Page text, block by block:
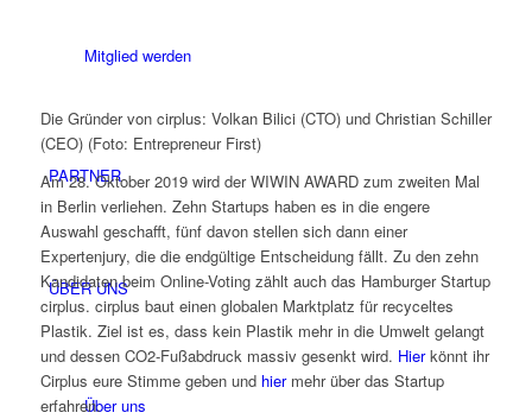
Mitglied werden
PARTNER
ÜBER UNS
Über uns
Die Gründer von cirplus: Volkan Bilici (CTO) und Christian Schiller
(CEO) (Foto: Entrepreneur First)
Am 28. Oktober 2019 wird der WIWIN AWARD zum zweiten Mal
in Berlin verliehen. Zehn Startups haben es in die engere
Auswahl geschafft, fünf davon stellen sich dann einer
Expertenjury, die die endgültige Entscheidung fällt. Zu den zehn
Kandidaten beim Online-Voting zählt auch das Hamburger Startup
cirplus. cirplus baut einen globalen Marktplatz für recyceltes
Plastik. Ziel ist es, dass kein Plastik mehr in die Umwelt gelangt
und dessen CO2-Fußabdruck massiv gesenkt wird. Hierkönnt ihr
Cirplus eure Stimme geben und hiermehr über das Startup
erfahren.